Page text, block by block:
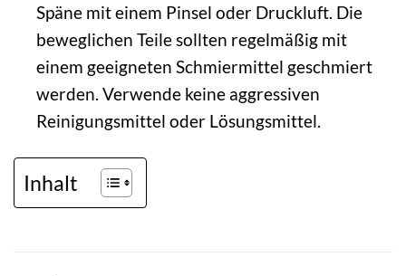
Späne mit einem Pinsel oder Druckluft. Die
beweglichen Teile sollten regelmäßig mit
einem geeigneten Schmiermittel geschmiert
werden. Verwende keine aggressiven
Reinigungsmittel oder Lösungsmittel.
Inhalt